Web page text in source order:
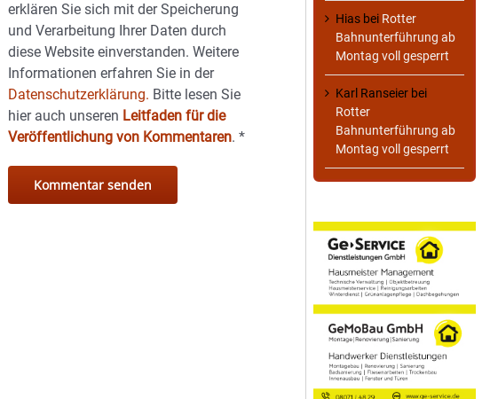
erklären Sie sich mit der Speicherung
und Verarbeitung Ihrer Daten durch
diese Website einverstanden. Weitere
Informationen erfahren Sie in der
Datenschutzerklärung. Bitte lesen Sie
hier auch unseren Leitfaden für die
Veröffentlichung von Kommentaren.*
Hias bei Rotter
Bahnunterführung ab
Montag voll gesperrt
Karl Ranseier bei
Rotter
Bahnunterführung ab
Montag voll gesperrt